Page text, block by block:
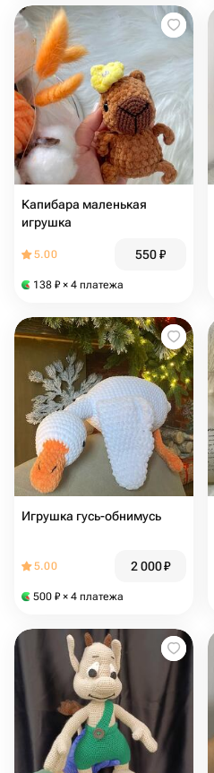
Капибара маленькая
игрушка
5.00 550₽
138 ₽ × 4 платежа
Игрушка гусь-обнимусь
5.00 2 000₽
500 ₽ × 4 платежа